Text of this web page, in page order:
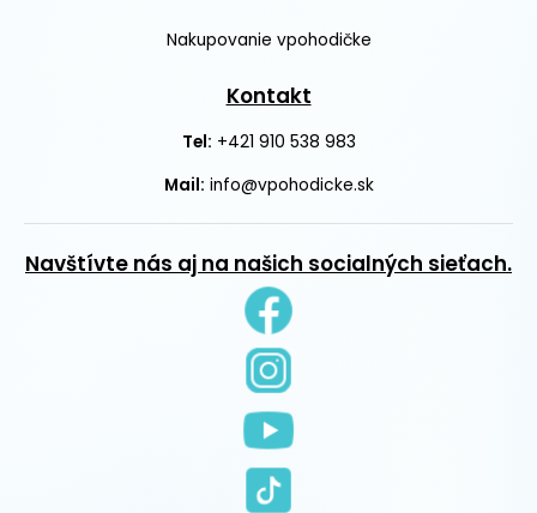
Nakupovanie vpohodičke
Kontakt
Tel: +421 910 538 983
Mail: info@vpohodicke.sk
Navštívte nás aj na našich socialných sieťach.